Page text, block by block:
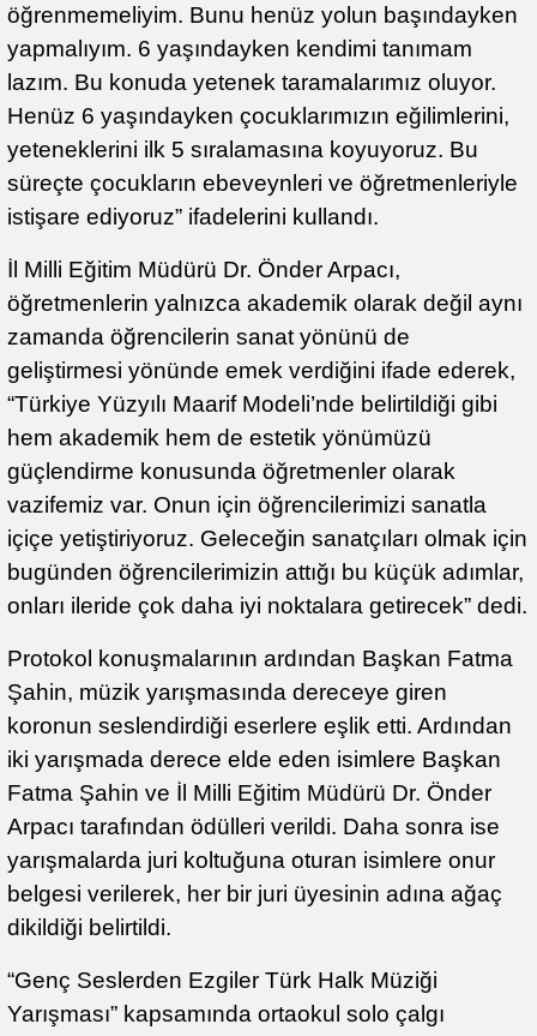
öğrenmemeliyim. Bunu henüz yolun başındayken
yapmalıyım. 6 yaşındayken kendimi tanımam
lazım. Bu konuda yetenek taramalarımız oluyor.
Henüz 6 yaşındayken çocuklarımızın eğilimlerini,
yeteneklerini ilk 5 sıralamasına koyuyoruz. Bu
süreçte çocukların ebeveynleri ve öğretmenleriyle
istişare ediyoruz” ifadelerini kullandı.
İl Milli Eğitim Müdürü Dr. Önder Arpacı,
öğretmenlerin yalnızca akademik olarak değil aynı
zamanda öğrencilerin sanat yönünü de
geliştirmesi yönünde emek verdiğini ifade ederek,
“Türkiye Yüzyılı Maarif Modeli’nde belirtildiği gibi
hem akademik hem de estetik yönümüzü
güçlendirme konusunda öğretmenler olarak
vazifemiz var. Onun için öğrencilerimizi sanatla
içiçe yetiştiriyoruz. Geleceğin sanatçıları olmak için
bugünden öğrencilerimizin attığı bu küçük adımlar,
onları ileride çok daha iyi noktalara getirecek” dedi.
Protokol konuşmalarının ardından Başkan Fatma
Şahin, müzik yarışmasında dereceye giren
koronun seslendirdiği eserlere eşlik etti. Ardından
iki yarışmada derece elde eden isimlere Başkan
Fatma Şahin ve İl Milli Eğitim Müdürü Dr. Önder
Arpacı tarafından ödülleri verildi. Daha sonra ise
yarışmalarda juri koltuğuna oturan isimlere onur
belgesi verilerek, her bir juri üyesinin adına ağaç
dikildiği belirtildi.
“Genç Seslerden Ezgiler Türk Halk Müziği
Yarışması” kapsamında ortaokul solo çalgı